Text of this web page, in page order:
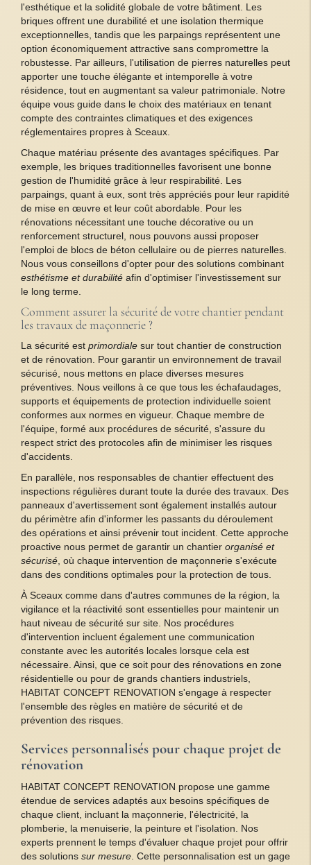
l'esthétique et la solidité globale de votre bâtiment. Les
briques offrent une durabilité et une isolation thermique
exceptionnelles, tandis que les parpaings représentent une
option économiquement attractive sans compromettre la
robustesse. Par ailleurs, l'utilisation de pierres naturelles peut
apporter une touche élégante et intemporelle à votre
résidence, tout en augmentant sa valeur patrimoniale. Notre
équipe vous guide dans le choix des matériaux en tenant
compte des contraintes climatiques et des exigences
réglementaires propres à Sceaux.
Chaque matériau présente des avantages spécifiques. Par
exemple, les briques traditionnelles favorisent une bonne
gestion de l'humidité grâce à leur respirabilité. Les
parpaings, quant à eux, sont très appréciés pour leur rapidité
de mise en œuvre et leur coût abordable. Pour les
rénovations nécessitant une touche décorative ou un
renforcement structurel, nous pouvons aussi proposer
l'emploi de blocs de béton cellulaire ou de pierres naturelles.
Nous vous conseillons d'opter pour des solutions combinant
esthétisme et durabilité afin d'optimiser l'investissement sur
le long terme.
Comment assurer la sécurité de votre chantier pendant
les travaux de maçonnerie ?
La sécurité est primordiale sur tout chantier de construction
et de rénovation. Pour garantir un environnement de travail
sécurisé, nous mettons en place diverses mesures
préventives. Nous veillons à ce que tous les échafaudages,
supports et équipements de protection individuelle soient
conformes aux normes en vigueur. Chaque membre de
l'équipe, formé aux procédures de sécurité, s'assure du
respect strict des protocoles afin de minimiser les risques
d'accidents.
En parallèle, nos responsables de chantier effectuent des
inspections régulières durant toute la durée des travaux. Des
panneaux d'avertissement sont également installés autour
du périmètre afin d'informer les passants du déroulement
des opérations et ainsi prévenir tout incident. Cette approche
proactive nous permet de garantir un chantier organisé et
sécurisé , où chaque intervention de maçonnerie s'exécute
dans des conditions optimales pour la protection de tous.
À Sceaux comme dans d'autres communes de la région, la
vigilance et la réactivité sont essentielles pour maintenir un
haut niveau de sécurité sur site. Nos procédures
d'intervention incluent également une communication
constante avec les autorités locales lorsque cela est
nécessaire. Ainsi, que ce soit pour des rénovations en zone
résidentielle ou pour de grands chantiers industriels,
HABITAT CONCEPT RENOVATION s'engage à respecter
l'ensemble des règles en matière de sécurité et de
prévention des risques.
Services personnalisés pour chaque projet de
rénovation
HABITAT CONCEPT RENOVATION propose une gamme
étendue de services adaptés aux besoins spécifiques de
chaque client, incluant la maçonnerie, l'électricité, la
plomberie, la menuiserie, la peinture et l'isolation. Nos
experts prennent le temps d'évaluer chaque projet pour offrir
des solutions sur mesure . Cette personnalisation est un gage